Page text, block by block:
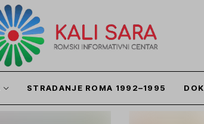
STRADANJE ROMA 1992–1995